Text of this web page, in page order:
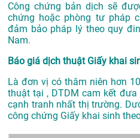
Công chứng bản dịch sẽ
chứng hoặc phòng tư pháp
đảm bảo pháp lý theo quy
Nam.
Báo giá dịch thuật Giấy khai
Là đơn vị có thâm niên hơn
thuật tại , DTDM cam kết
cạnh tranh nhất thị trường.
công chứng Giấy khai sinh